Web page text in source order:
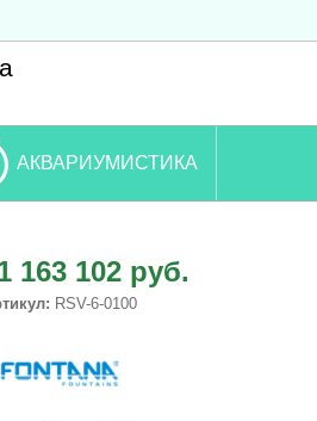
АКВАРИУМИСТИКА
163 102 руб.
RSV-6-0100